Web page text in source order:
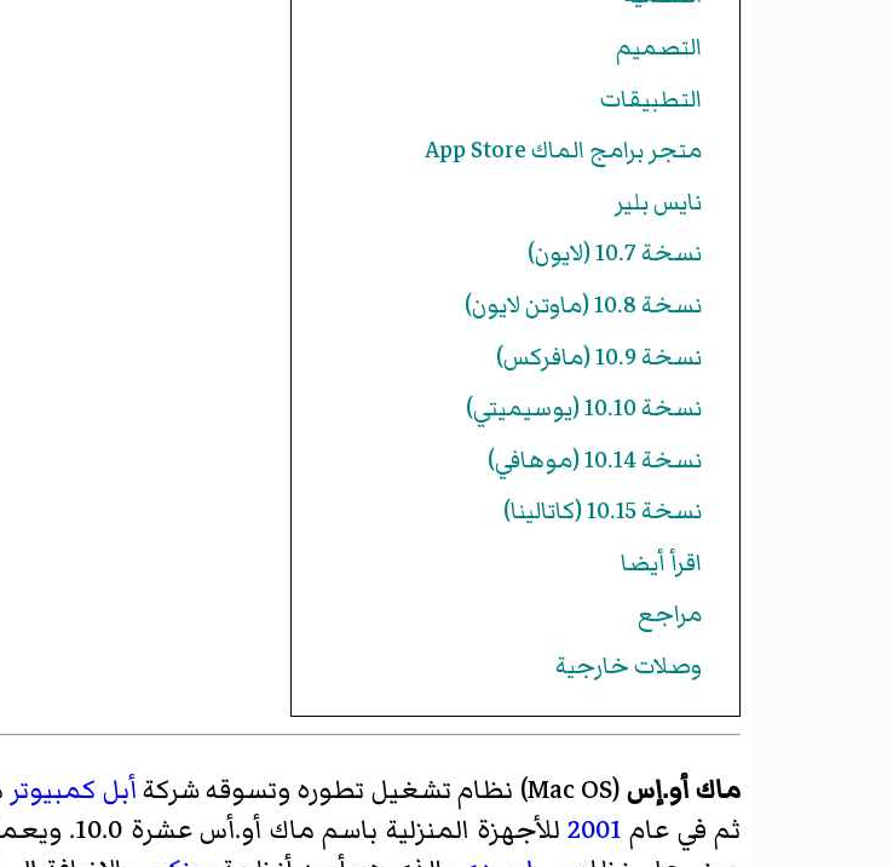
التصميم
التطبيقات
متجر برامج الماك App Store
نايس بلير
نسخة 10.7 (لايون)
نسخة 10.8 (ماوتن لايون)
نسخة 10.9 (مافركس)
نسخة 10.10 (يوسيميتي)
نسخة 10.14 (موهافي)
نسخة 10.15 (كاتالينا)
اقرأ أيضا
مراجع
وصلات خارجية
ماك أو.إس(
Mac OS)‏ نظام تشغيل تطوره وتسوقه شركةأبل كمبيوتر
ثم في عام 2001للأجهزة المنزلية باسم ماك أو.أس عشرة 10.0. ويعمل على معالجات